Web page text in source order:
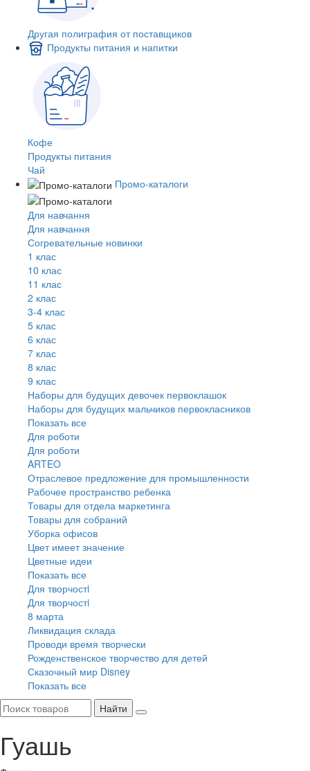
Другая полиграфия от поставщиков
Продукты питания и напитки
Кофе
Продукты питания
Чай
Промо-каталоги
Для навчання
Для навчання
Согревательные новинки
1 клас
10 клас
11 клас
2 клас
3-4 клас
5 клас
6 клас
7 клас
8 клас
9 клас
Наборы для будущих девочек первоклашок
Наборы для будущих мальчиков первокласников
Показать все
Для роботи
Для роботи
ARTEO
Отраслевое предложение для промышленности
Рабочее пространство ребенка
Товары для отдела маркетинга
Товары для собраний
Уборка офисов
Цвет имеет значение
Цветные идеи
Показать все
Для творчостi
Для творчостi
8 марта
Ликвидация склада
Проводи время творчески
Рожденственское творчество для детей
Сказочный мир Disney
Показать все
Найти
Гуашь